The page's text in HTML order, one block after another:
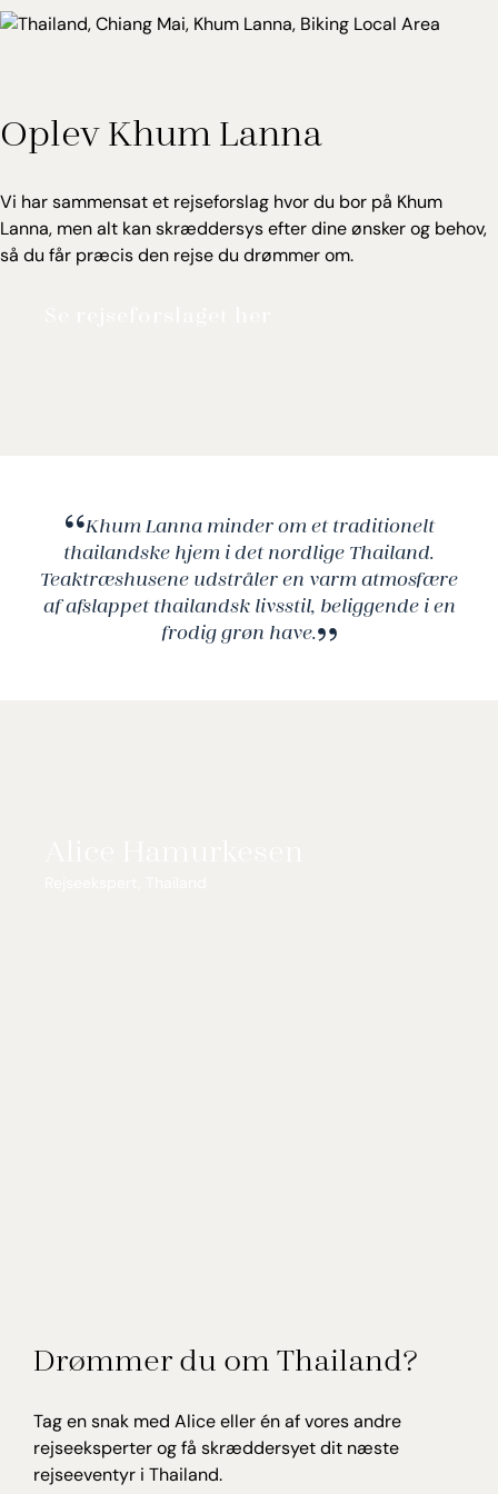
ideelt sted at slappe af og socialisere.
Oplev Khum Lanna
Vi har sammensat et rejseforslag hvor du bor på Khum
Lanna, men alt kan skræddersys efter dine ønsker og behov,
så du får præcis den rejse du drømmer om.
Khum Lanna minder om et traditionelt
thailandske hjem i det nordlige Thailand.
Teaktræshusene udstråler en varm atmosfære
af afslappet thailandsk livsstil, beliggende i en
frodig grøn have.
Drømmer du om Thailand?
Tag en snak med Alice eller én af vores andre
rejseeksperter og få skræddersyet dit næste
rejseeventyr i Thailand.